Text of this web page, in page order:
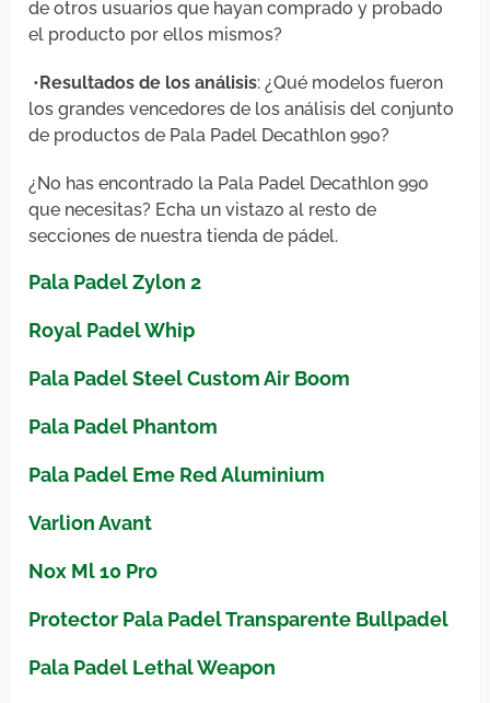
de otros usuarios que hayan comprado y probado
el producto por ellos mismos?
• Resultados de los análisis: ¿Qué modelos fueron
los grandes vencedores de los análisis del conjunto
de productos de Pala Padel Decathlon 990?
¿No has encontrado la Pala Padel Decathlon 990
que necesitas? Echa un vistazo al resto de
secciones de nuestra tienda de pádel.
Pala Padel Zylon 2
Royal Padel Whip
Pala Padel Steel Custom Air Boom
Pala Padel Phantom
Pala Padel Eme Red Aluminium
Varlion Avant
Nox Ml 10 Pro
Protector Pala Padel Transparente Bullpadel
Pala Padel Lethal Weapon